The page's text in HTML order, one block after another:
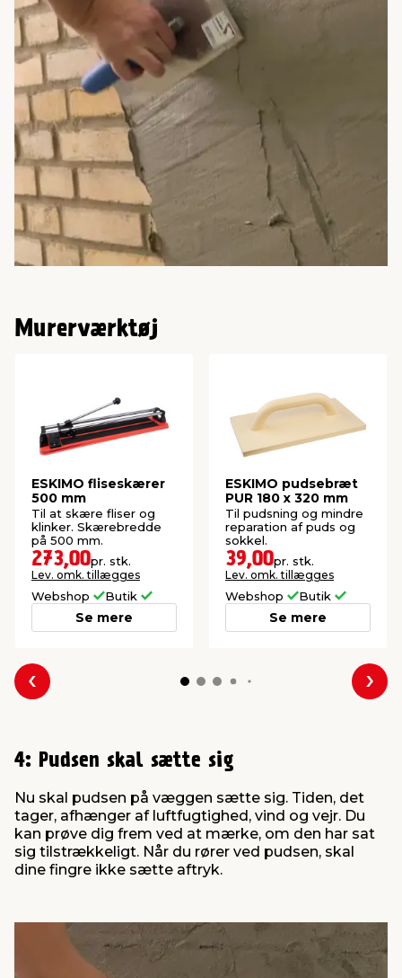
Murerværktøj
ESKIMO fliseskærer
500 mm
Til at skære fliser og
klinker. Skærebredde
på 500 mm.
273,00pr. stk.
Lev. omk. tillægges
Webshop Butik
Se mere
ESKIMO pudsebræt
PUR 180 x 320 mm
Til pudsning og mindre
reparation af puds og
sokkel.
39,00pr. stk.
Lev. omk. tillægges
Webshop Butik
Se mere
Forrige
4: Pudsen skal sætte sig
Nu skal pudsen på væggen sætte sig. Tiden, det
tager, afhænger af luftfugtighed, vind og vejr. Du
kan prøve dig frem ved at mærke, om den har sat
sig tilstrækkeligt. Når du rører ved pudsen, skal
dine fingre ikke sætte aftryk.